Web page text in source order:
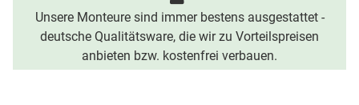
Unsere Monteure sind immer bestens ausgestattet -
deutsche Qualitätsware, die wir zu Vorteilspreisen
anbieten bzw. kostenfrei verbauen.